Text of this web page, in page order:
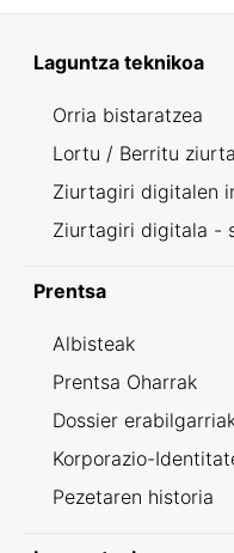
Laguntza teknikoa
Orria bistaratzea
Lortu / Berritu
Ziurtagiri digitalen
Ziurtagiri digitala -
Prentsa
Albisteak
Prentsa Oharrak
Dossier
Korporazio-
Pezetaren historia